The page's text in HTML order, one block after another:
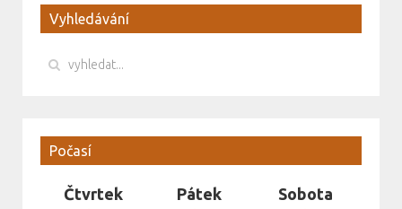
Vyhledávání
Počasí
Čtvrtek Pátek Sobota